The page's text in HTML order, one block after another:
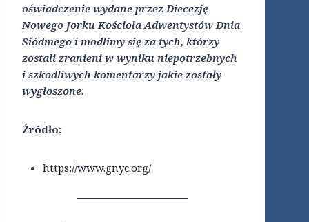
oświadczenie wydane przez Diecezję
Nowego Jorku Kościoła Adwentystów Dnia
Siódmego i modlimy się za tych, którzy
zostali zranieni w wyniku niepotrzebnych
i szkodliwych komentarzy jakie zostały
wygłoszone.
Źródło:
https://www.gnyc.org/